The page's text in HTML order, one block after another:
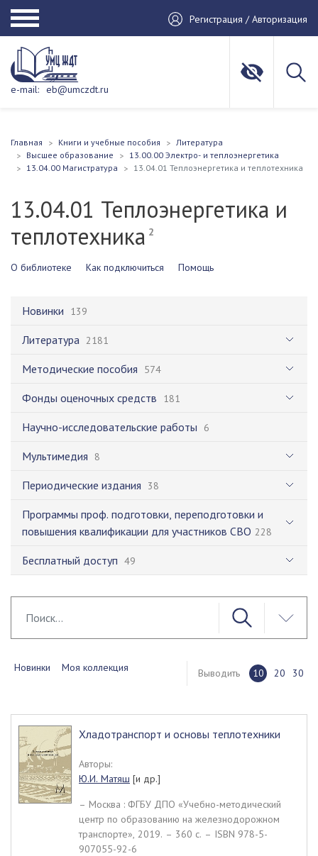
Регистрация / Авторизация
e-mail: eb@umczdt.ru
Главная Книги и учебные пособия
Литература
Высшее образование
13.00.00 Электро- и теплоэнергетика
13.04.00 Магистратура
13.04.01 Теплоэнергетика и теплотехника
13.04.01 Теплоэнергетика и
теплотехника2
О библиотеке Как подключиться Помощь
Новинки 139
Литература 2181
Методические пособия 574
Фонды оценочных средств 181
Научно-исследовательские работы 6
Мультимедия 8
Периодические издания 38
Программы проф. подготовки, переподготовки и
повышения квалификации для участников СВО 228
Бесплатный доступ 49
Новинки Моя коллекция Выводить 10 20 30
Хладотранспорт и основы теплотехники
Авторы:
Ю.И. Матяш [и др.]
– Москва : ФГБУ ДПО «Учебно-методический
центр по образованию на железнодорожном
транспорте», 2019. – 360 c. – ISBN 978-5-
907055-92-6